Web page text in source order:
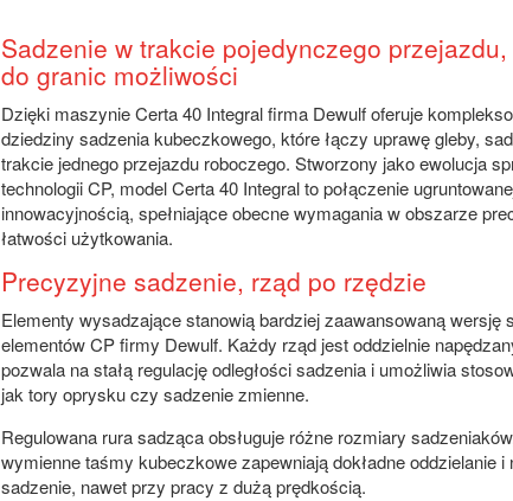
Sadzenie w trakcie pojedynczego
do granic możliwości
Dzięki maszynie Certa 40 Integral firma Dewulf oferuje
dziedziny sadzenia kubeczkowego, które łączy uprawę gleby,
trakcie jednego przejazdu roboczego. Stworzony jako ewolucja
technologii CP, model Certa 40 Integral to połączenie
innowacyjnością, spełniające obecne wymagania w obszarze
łatwości użytkowania.
Precyzyjne sadzenie, rząd po rzędzie
Elementy wysadzające stanowią bardziej zaawansowaną wersję
elementów CP firmy Dewulf. Każdy rząd jest oddzielnie
pozwala na stałą regulację odległości sadzenia i umożliwia
jak tory oprysku czy sadzenie zmienne.
Regulowana rura sadząca obsługuje różne rozmiary
wymienne taśmy kubeczkowe zapewniają dokładne oddzielanie i
sadzenie, nawet przy pracy z dużą prędkością.